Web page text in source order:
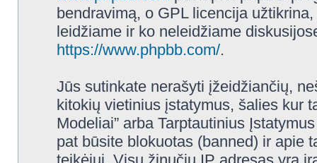
bendravimą, o GPL licencija
leidžiame ir ko neleidžiame
https://www.phpbb.com/.
Jūs sutinkate nerašyti įžeidžiančių,
kitokių vietinius įstatymus, šalies kur
Modeliai” arba Tarptautinius
pat būsite blokuotas (banned) ir apie